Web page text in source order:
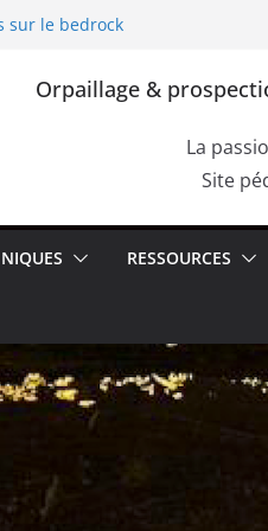
sur le bedrock
confirmer la
les dépôts
Orpaillage &
La
Site
RESSOURCES